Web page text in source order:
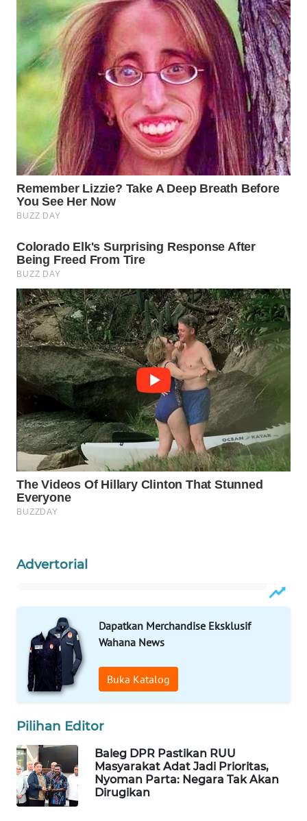
Advertorial
Dapatkan Merchandise Eksklusif
Wahana News
Buka Katalog
Pilihan Editor
Baleg DPR Pastikan RUU
Masyarakat Adat Jadi Prioritas,
Nyoman Parta: Negara Tak Akan
Dirugikan
WN
PRIANGAN
TIMUR
WN
SEMARANG
SOLO
WN
BOROBUDUR
MADURA
WN
SURABAYA
WN
NATUNA
WN
BINTAN
WN
MANDALIKA
WN
LIKUPANG
Wahana
Group
WAHANA
NEWS
TANI
WAHANA
ADVOKAT